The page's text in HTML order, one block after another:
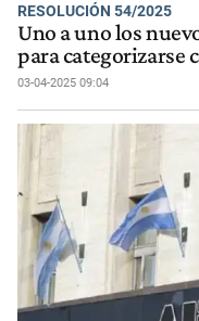
RESOLUCIÓN 54/2025
Uno a uno los
para categorizarse
03-04-2025 09:04